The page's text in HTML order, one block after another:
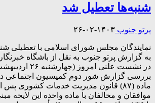
شنبه‌ها تعطیل شد
پرتو جنوب ۱۴۰۳-۰۲-۲۶
نمایندگان مجلس شورای اسلامی با تعطیلی
به گزارش پرتو جنوب به نقل از باشگاه
در نشست علنی
بررسی گزارش شور دوم کمیسیون اجتماعی در
ماده (۸۷) قانون مدیریت خدمات کشوری پس
موافقان و مخالفان با ماده واحده این لایحه